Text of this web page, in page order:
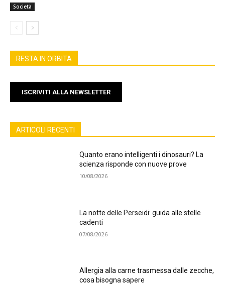
Società
RESTA IN ORBITA
ISCRIVITI ALLA NEWSLETTER
ARTICOLI RECENTI
Quanto erano intelligenti i dinosauri? La
scienza risponde con nuove prove
10/08/2026
La notte delle Perseidi: guida alle stelle
cadenti
07/08/2026
Allergia alla carne trasmessa dalle zecche,
cosa bisogna sapere